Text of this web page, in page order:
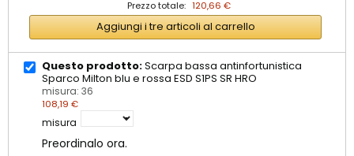
Prezzo totale: 120,66 €
Aggiungi i tre articoli al carrello
Questo prodotto:Scarpa bassa antinfortunistica
Sparco Milton blu e rossa ESD S1PS SR HRO
misura: 36
108,19 €
misura
Preordinalo ora.